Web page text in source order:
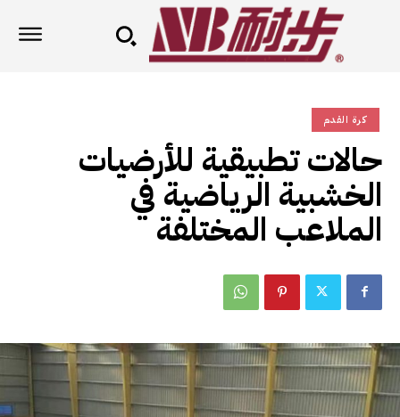
كرة القدم
حالات تطبيقية للأرضيات
الخشبية الرياضية في
الملاعب المختلفة